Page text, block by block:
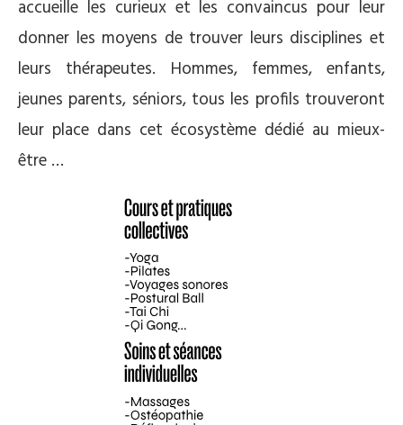
accueille les curieux et les convaincus pour leur
donner les moyens de trouver leurs disciplines et
leurs thérapeutes. Hommes, femmes, enfants,
jeunes parents, séniors, tous les profils trouveront
leur place dans cet écosystème dédié au mieux-
être …